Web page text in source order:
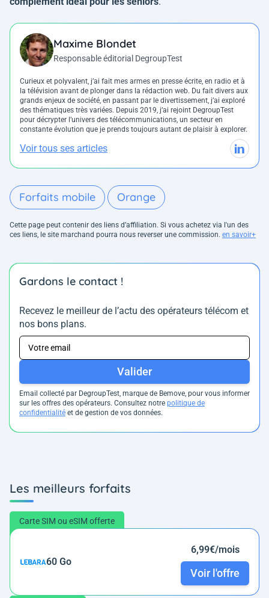
Maxime Blondet
Responsable éditorial DegroupTest
Curieux et polyvalent, j’ai fait mes armes en presse écrite, en radio et à
la télévision avant de plonger dans la rédaction web. Du fait divers aux
grands enjeux de société, en passant par le divertissement, j’ai exploré
des thématiques très variées. Depuis 2019, j’ai rejoint DegroupTest
pour décrypter l’univers des télécommunications, un secteur en
constante évolution que je prends toujours autant de plaisir à explorer.
Voir tous ses articles
Forfaits mobile Orange
Cette page peut contenir des liens d’affiliation. Si vous achetez via l'un des
ces liens, le site marchand pourra nous reverser une commission. en savoir+
Gardons le contact !
Recevez le meilleur de l’actu des opérateurs télécom et
nos bons plans.
Valider
Email collecté par DegroupTest, marque de Bemove, pour vous informer
sur les offres des opérateurs. Consultez notre politique de
confidentialité et de gestion de vos données.
Les meilleurs forfaits
Carte SIM ou eSIM offerte
60 Go
6,99€/mois
Voir l'offre